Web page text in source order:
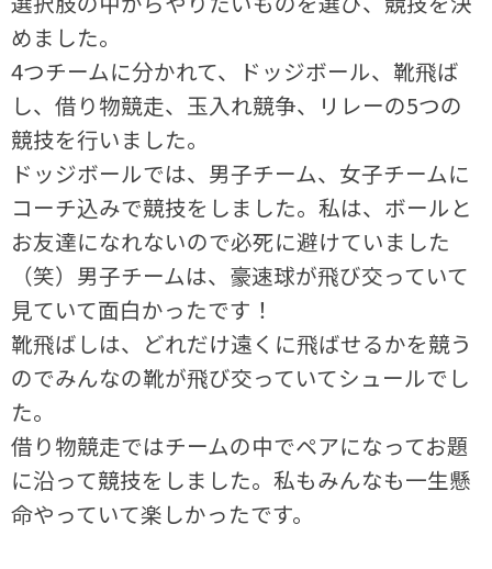
めました。
4つチームに分かれて、ドッジボール、靴飛ば
し、借り物競走、玉入れ競争、リレーの5つの
競技を行いました。
ドッジボールでは、男子チーム、女子チームに
コーチ込みで競技をしました。私は、ボールと
お友達になれないので必死に避けていました
（笑）男子チームは、豪速球が飛び交っていて
見ていて面白かったです！
靴飛ばしは、どれだけ遠くに飛ばせるかを競う
のでみんなの靴が飛び交っていてシュールでし
た。
借り物競走ではチームの中でペアになってお題
に沿って競技をしました。私もみんなも一生懸
命やっていて楽しかったです。